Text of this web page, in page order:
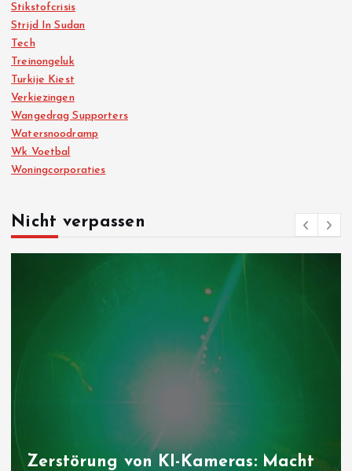
Stikstofcrisis
Strijd In Sudan
Tech
Treinongeluk
Turkije Kiest
Verkiezingen
Wangedrag Supporters
Watersnoodramp
Wk Voetbal
Woningcorporaties
Nicht verpassen
Zerstörung von KI-Kameras: Macht